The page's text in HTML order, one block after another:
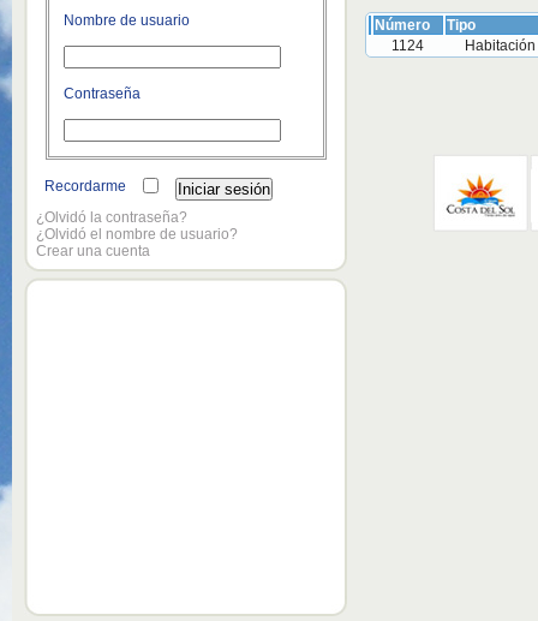
Nombre de usuario
Contraseña
Recordarme
¿Olvidó la contraseña?
¿Olvidó el nombre de usuario?
Crear una cuenta
Número
Tipo
1124